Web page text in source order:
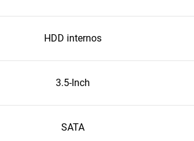
HDD internos
3.5-Inch
SATA